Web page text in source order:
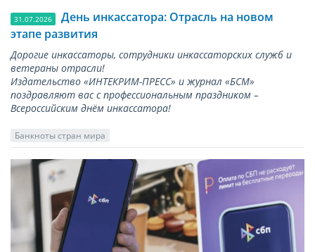
31.07.2026
День инкассатора: Отрасль на новом
этапе развития
Дорогие инкассаторы, сотрудники инкассаторских служб и
ветераны отрасли!
Издательство «ИНТЕКРИМ-ПРЕСС» и журнал «БСМ»
поздравляют вас с профессиональным праздником –
Всероссийским днём инкассатора!
Банкноты стран мира